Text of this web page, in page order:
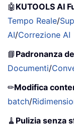
🤖 KUTOOLS AI
Tempo Reale/
AI/Correzione AI
📘 Padronanza
Documenti/
✏Modifica
batch/
🧹 Pulizia senza